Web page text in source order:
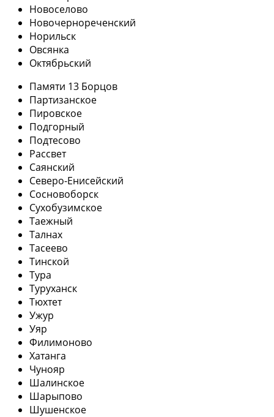
Новоселово
Новочернореченский
Норильск
Овсянка
Октябрьский
Памяти 13 Борцов
Партизанское
Пировское
Подгорный
Подтесово
Рассвет
Саянский
Северо-Енисейский
Сосновоборск
Сухобузимское
Таежный
Талнах
Тасеево
Тинской
Тура
Туруханск
Тюхтет
Ужур
Уяр
Филимоново
Хатанга
Чунояр
Шалинское
Шарыпово
Шушенское